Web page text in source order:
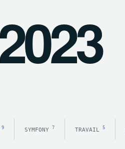
9 SYMFONY 7 TRAVAIL 5